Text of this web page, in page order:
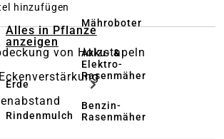
Alles in Pflanze
anzeigen
Erde
Rindenmulch
Mähroboter
Akku- &
Elektro-
Rasenmäher
Benzin-
Rasenmäher
hinzufügen
von Holzstapeln